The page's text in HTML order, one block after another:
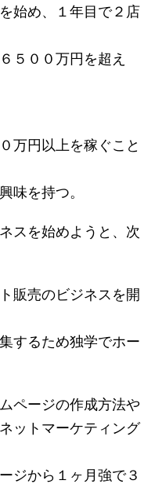
始め、１年目で２店
５００万円を超え
万円以上を稼ぐこと
味を持つ。
スを始めようと、次
販売のビジネスを開
するため独学でホー
ページの作成方法や
ットマーケティング
ジから１ヶ月強で３